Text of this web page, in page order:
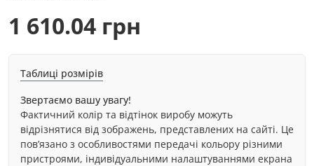
1 610.04 грн
Таблиці розмірів
Звертаємо вашу увагу!
Фактичний колір та відтінок виробу можуть
відрізнятися від зображень, представлених на сайті. Це
пов’язано з особливостями передачі кольору різними
пристроями, індивідуальними налаштуваннями екрана